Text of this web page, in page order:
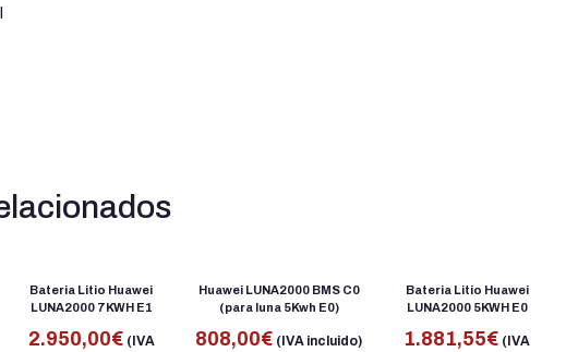
Bateria Litio Huawei
LUNA2000 7KWH E1
2.950,00€ (IVA
Huawei LUNA2000 BMS C0
(para luna 5Kwh E0)
808,00€ (IVA incluido)
Bateria Litio Huawei
LUNA2000 5KWH E0
1.881,55€ (IVA